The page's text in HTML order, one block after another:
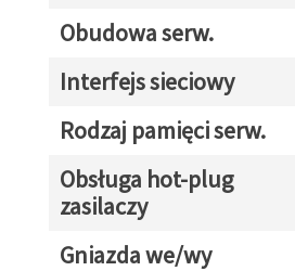
Obudowa serw.
Interfejs sieciowy
Rodzaj pamięci serw.
Obsługa hot-plug
zasilaczy
Gniazda we/wy